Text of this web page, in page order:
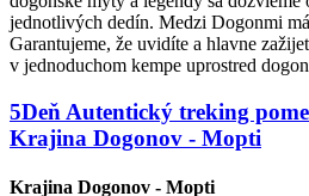
jednotlivých dedín. Medzi Dogonmi
Garantujeme, že uvidíte a hlavne
v jednoduchom kempe uprostred
5Deň Autentický treking
Krajina Dogonov - Mopti
Krajina Dogonov - Mopti